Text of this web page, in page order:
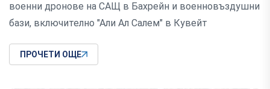
военни дронове на САЩ в Бахрейн и военновъздушни
бази, включително "Али Ал Салем" в Кувейт
ПРОЧЕТИ ОЩЕ